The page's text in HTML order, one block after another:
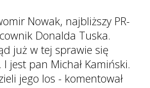
Nowak, najbliższy PR-
Donalda Tuska.
już w tej sprawie się
jest pan Michał Kamiński.
jego los - komentował